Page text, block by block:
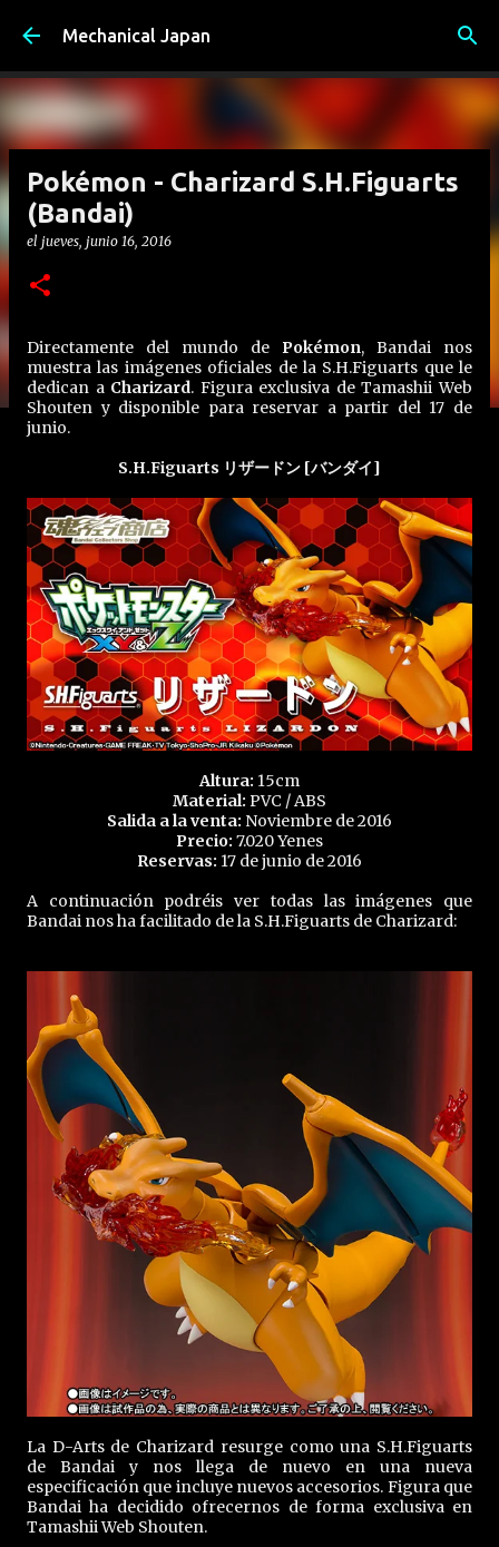
Ir al contenido principal
Mechanical Japan
Pokémon - Charizard S.H.Figuarts
(Bandai)
el jueves, junio 16, 2016
Directamente del mundo de Pokémon, Bandai nos
muestra las imágenes oficiales de la S.H.Figuarts que le
dedican a Charizard. Figura exclusiva de Tamashii Web
Shouten y disponible para reservar a partir del 17 de
junio.
S.H.Figuarts リザードン [バンダイ]
Altura: 15cm
Material: PVC / ABS
Salida a la venta: Noviembre de 2016
Precio: 7.020 Yenes
Reservas: 17 de junio de 2016
A continuación podréis ver todas las imágenes que
Bandai nos ha facilitado de la S.H.Figuarts de Charizard:
La D-Arts de Charizard resurge como una S.H.Figuarts
de Bandai y nos llega de nuevo en una nueva
especificación que incluye nuevos accesorios. Figura que
Bandai ha decidido ofrecernos de forma exclusiva en
Tamashii Web Shouten.